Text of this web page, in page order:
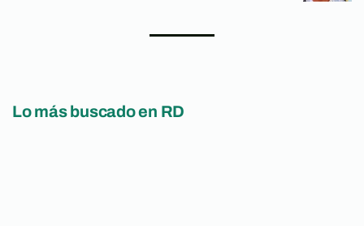
Lo más buscado en RD